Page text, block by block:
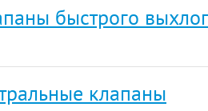
быстрого
клапаны